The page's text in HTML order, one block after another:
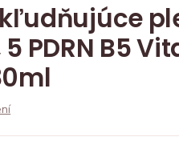
PDRN B5